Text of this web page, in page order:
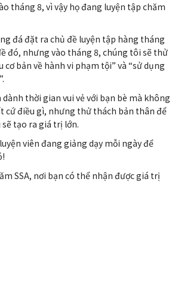
tháng 8, vì vậy họ đang luyện tập chăm
đá đặt ra chủ đề luyện tập hàng tháng
đó, nhưng vào tháng 8, chúng tôi sẽ thử
cơ bản về hành vi phạm tội” và “sử dụng
thời gian vui vẻ với bạn bè mà không
cứ điều gì, nhưng thử thách bản thân để
tạo ra giá trị lớn.
viên đang giảng dạy mỗi ngày để
SSA, nơi bạn có thể nhận được giá trị